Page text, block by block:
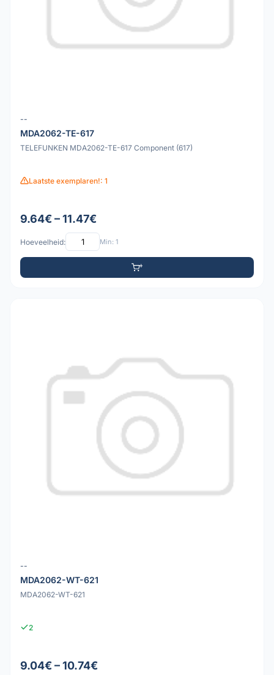
--
MDA2062-TE-617
TELEFUNKEN MDA2062-TE-617 Component (617)
Laatste exemplaren!: 1
9.64€ – 11.47€
Hoeveelheid: Min: 1
--
MDA2062-WT-621
MDA2062-WT-621
2
9.04€ – 10.74€